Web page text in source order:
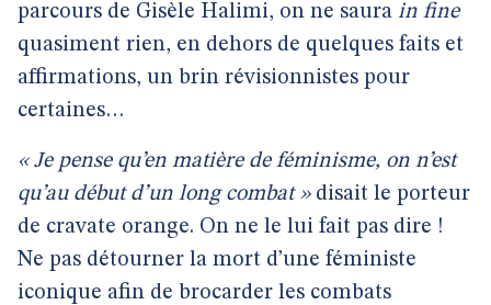
parcours de Gisèle Halimi, on ne saura in fine
quasiment rien, en dehors de quelques faits et
affirmations, un brin révisionnistes pour
certaines…
« Je pense qu’en matière de féminisme, on n’est
qu’au début d’un long combat »disait le porteur
de cravate orange. On ne le lui fait pas dire !
Ne pas détourner la mort d’une féministe
iconique afin de brocarder les combats